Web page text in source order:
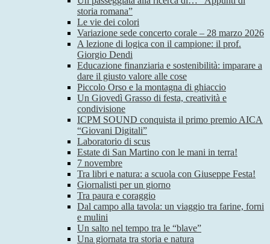
storia romana”
Le vie dei colori
Variazione sede concerto corale – 28 marzo 2026
A lezione di logica con il campione: il prof.
Giorgio Dendi
Educazione finanziaria e sostenibilità: imparare a
dare il giusto valore alle cose
Piccolo Orso e la montagna di ghiaccio
Un Giovedì Grasso di festa, creatività e
condivisione
ICPM SOUND conquista il primo premio AICA
“Giovani Digitali”
Laboratorio di scus
Estate di San Martino con le mani in terra!
7 novembre
Tra libri e natura: a scuola con Giuseppe Festa!
Giornalisti per un giorno
Tra paura e coraggio
Dal campo alla tavola: un viaggio tra farine, forni
e mulini
Un salto nel tempo tra le “blave”
Una giornata tra storia e natura